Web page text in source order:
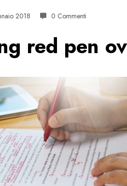
2018 0 Commenti
red pen